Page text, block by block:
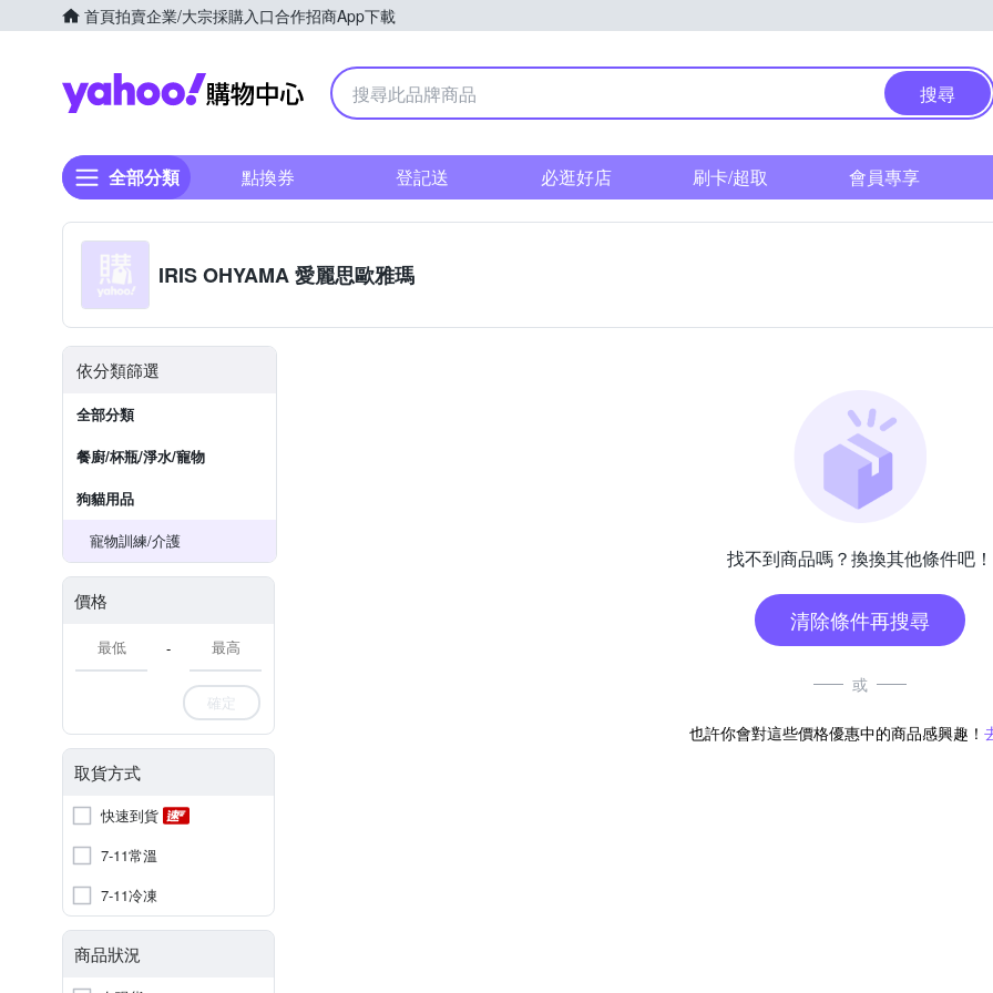
首頁拍賣企業/大宗採購入口合作招商App下載
Yahoo購物中心
搜尋
全部分類 點換券 登記送 必逛好店 刷卡/超取 會員專享
IRIS OHYAMA 愛麗思歐雅瑪
依分類篩選
全部分類
餐廚/杯瓶/淨水/寵物
狗貓用品
寵物訓練/介護
價格
-
確定
取貨方式
快速到貨
7-11常溫
7-11冷凍
商品狀況
找不到商品嗎？換換其他條件吧！
清除條件再搜尋
或
也許你會對這些價格優惠中的商品感興趣！